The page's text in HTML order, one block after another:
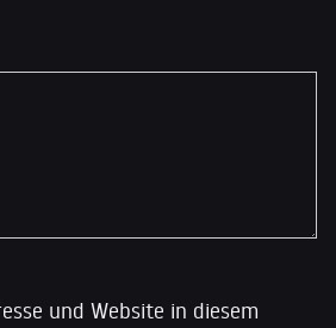
und Website in diesem